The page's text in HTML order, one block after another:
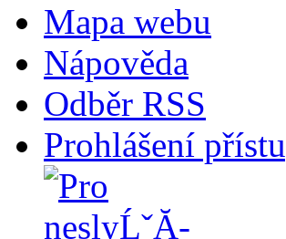
Mapa webu
Nápověda
Odběr RSS
Prohlášení